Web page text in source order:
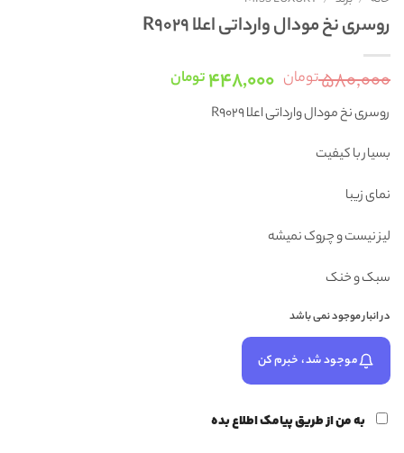
روسری نخ مودال وارداتی اعلا R9029
۵۸۰,۰۰۰تومان قیمت
اصلی:
۴۴۸,۰۰۰تومانقیمت
روسری نخ مودال وارداتی اعلا R9029
بسیار با کیفیت
نمای زیبا
لیز نیست و چروک نمیشه
سبک و خنک
در انبار موجود نمی باشد
موجود شد، خبرم کن
به من از طریق پیامک اطلاع بده